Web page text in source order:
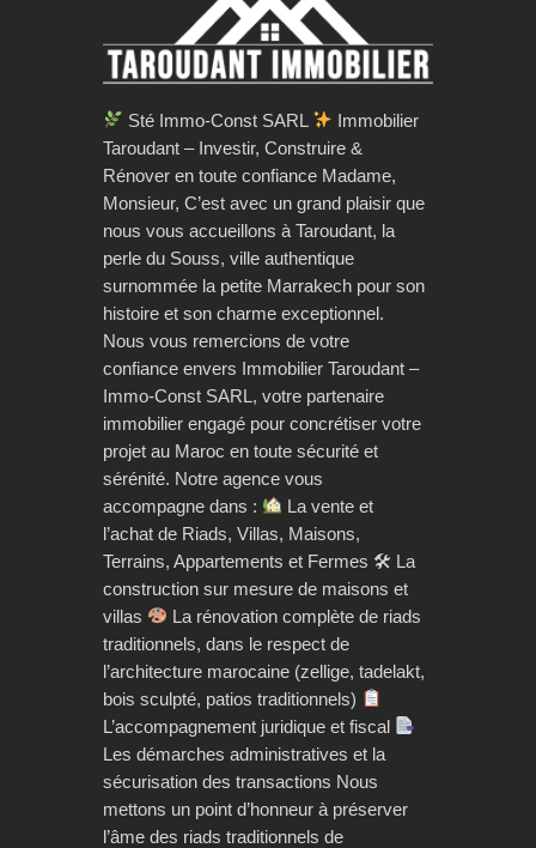
Sté Immo-Const SARL
Immobilier
Taroudant – Investir, Construire &
Rénover en toute confiance Madame,
Monsieur, C’est avec un grand plaisir que
nous vous accueillons à Taroudant, la
perle du Souss, ville authentique
surnommée la petite Marrakech pour son
histoire et son charme exceptionnel.
Nous vous remercions de votre
confiance envers Immobilier Taroudant –
Immo-Const SARL, votre partenaire
immobilier engagé pour concrétiser votre
projet au Maroc en toute sécurité et
sérénité. Notre agence vous
accompagne dans :
La vente et
l’achat de Riads, Villas, Maisons,
Terrains, Appartements et Fermes 🛠 La
construction sur mesure de maisons et
villas
La rénovation complète de riads
traditionnels, dans le respect de
l’architecture marocaine (zellige, tadelakt,
bois sculpté, patios traditionnels)
L’accompagnement juridique et fiscal
Les démarches administratives et la
sécurisation des transactions Nous
mettons un point d’honneur à préserver
l’âme des riads traditionnels de